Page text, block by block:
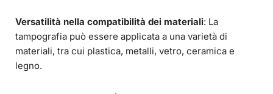
Versatilità nella compatibilità dei materiali: La
tampografia può essere applicata a una varietà di
materiali, tra cui plastica, metalli, vetro, ceramica e
legno.